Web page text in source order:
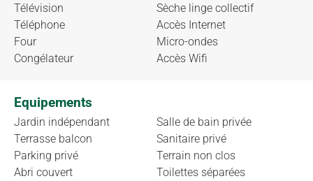
Télévision
Téléphone
Four
Congélateur
Sèche linge collectif
Accès Internet
Micro-ondes
Accès Wifi
Equipements
Jardin indépendant
Terrasse balcon
Parking privé
Abri couvert
Salle de bain privée
Sanitaire privé
Terrain non clos
Toilettes séparées